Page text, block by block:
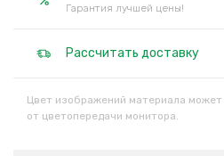
Гарантия лучшей цены!
Рассчитать доставку
Цвет изображений материала
от цветопередачи монитора.